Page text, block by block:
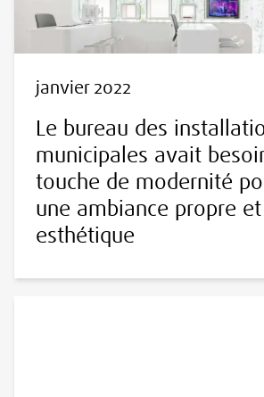
janvier 2022
Le bureau des
municipales avait
touche de modernité
une ambiance propre et
esthétique